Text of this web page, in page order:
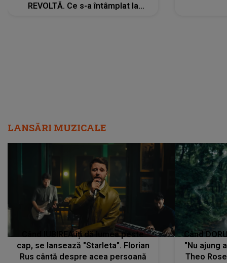
REVOLTĂ. Ce s-a întâmplat la
LANSĂRI MUZICALE
Când IUBIREA îți dă lumea peste
cap, se lansează "Starleta". Florian
Rus cântă despre acea persoană
Când
"Nu ajung
Theo